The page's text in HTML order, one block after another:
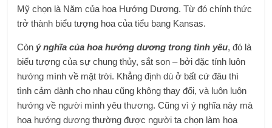
Mỹ chọn là Năm của hoa Hướng Dương. Từ đó chính thức
trở thành biểu tượng hoa của tiểu bang Kansas.
Còn ý nghĩa của hoa hướng dương trong tình yêu, đó là
biểu tượng của sự chung thủy, sắt son – bởi đặc tính luôn
hướng mình về mặt trời. Khẳng định dù ở bất cứ đâu thì
tình cảm dành cho nhau cũng không thay đổi, và luôn luôn
hướng về người mình yêu thương. Cũng vì ý nghĩa này mà
hoa hướng dương thường được người ta chọn làm hoa